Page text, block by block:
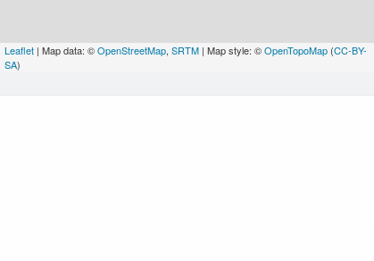
Leaflet | Map data: ©OpenStreetMap, SRTM | Map style: ©OpenTopoMap (CC-BY-
SA)